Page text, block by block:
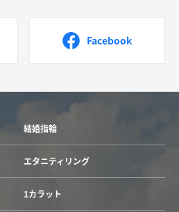
Facebook
結婚指輪
エタニティリング
1カラット